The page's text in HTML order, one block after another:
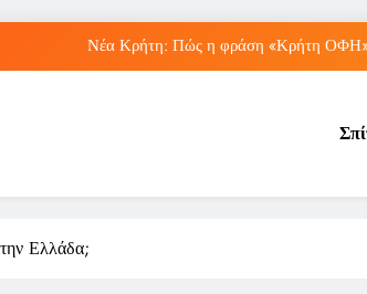
Νέα Κρήτη: Πώς η φράση «Κρήτη ΟΦΗ»
Ιράκ: Ποιες είναι οι
Νέα Κρήτη: Πώς η φράση «Κρήτη
Μπέσσυ Αργυράκη: Ποια είναι η
Ελλάδα;